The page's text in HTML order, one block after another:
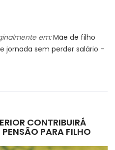
em: Mãe de filho
jornada sem perder salário –
CONTRIBUIRÁ
PARA FILHO